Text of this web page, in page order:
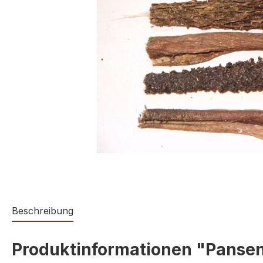
Beschreibung
Produktinformationen